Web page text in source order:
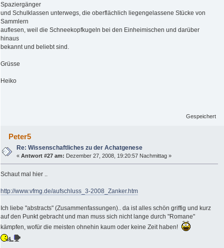
Spaziergänger
und Schulklassen unterwegs, die oberflächlich liegengelassene Stücke von
Sammlern
auflesen, weil die Schneekopfkugeln bei den Einheimischen und darüber
hinaus
bekannt und beliebt sind.
Grüsse
Heiko
Gespeichert
Peter5
Re: Wissenschaftliches zu der Achatgenese
«Antwort #27 am: Dezember 27, 2008, 19:20:57 Nachmittag »
Schaut mal hier ..
http://www.vfmg.de/aufschluss_3-2008_Zanker.htm
Ich liebe "abstracts" (Zusammenfassungen).. da ist alles schön griffig und kurz
auf den Punkt gebracht und man muss sich nicht lange durch "Romane"
kämpfen, wofür die meisten ohnehin kaum oder keine Zeit haben!